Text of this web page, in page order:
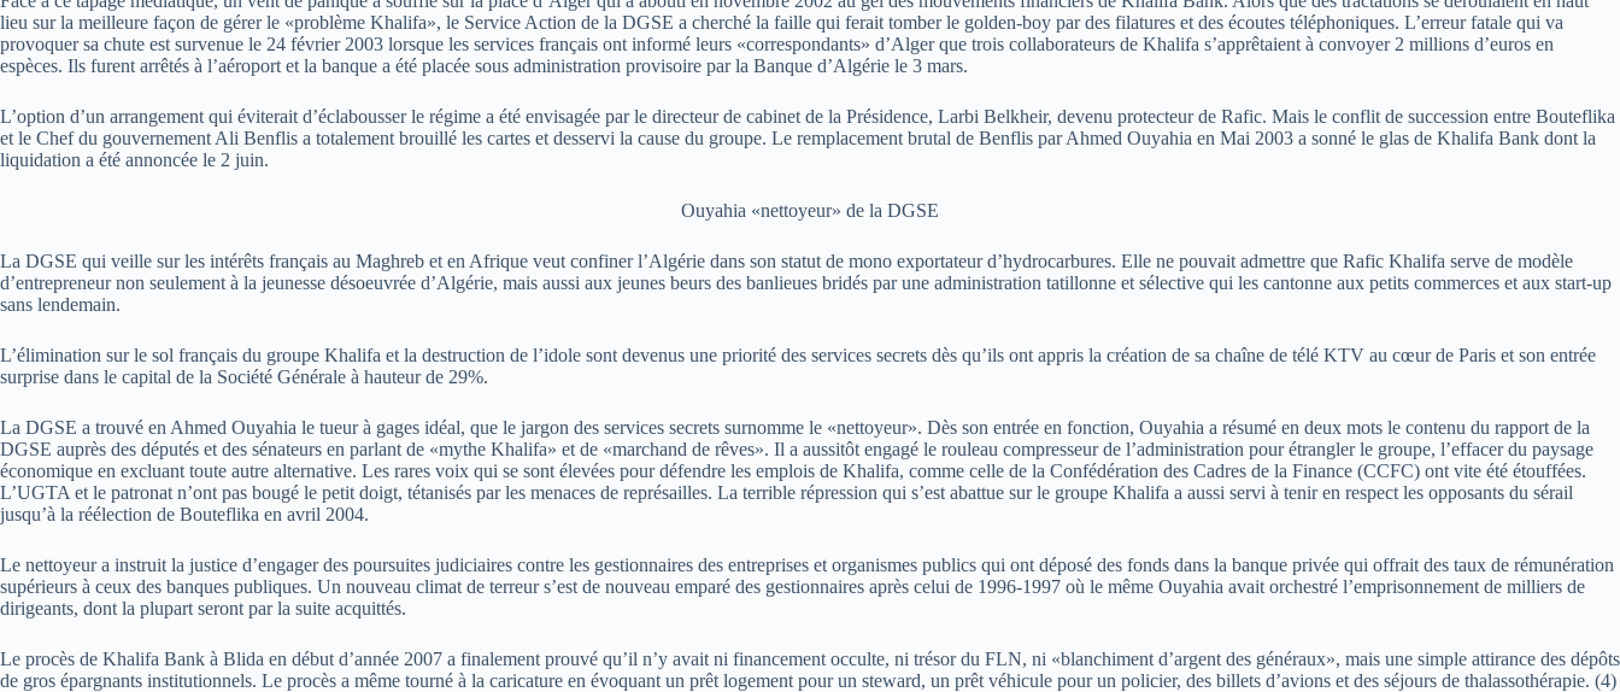
lieu sur la meilleure façon de gérer le «problème Khalifa», le Service Action de la DGSE a cherché la faille qui ferait tomber le golden-boy par des filatures et des écoutes téléphoniques. L’erreur fatale qui va
provoquer sa chute est survenue le 24 février 2003 lorsque les services français ont informé leurs «correspondants» d’Alger que trois collaborateurs de Khalifa s’apprêtaient à convoyer 2 millions d’euros en
espèces. Ils furent arrêtés à l’aéroport et la banque a été placée sous administration provisoire par la Banque d’Algérie le 3 mars.
L’option d’un arrangement qui éviterait d’éclabousser le régime a été envisagée par le directeur de cabinet de la Présidence, Larbi Belkheir, devenu protecteur de Rafic. Mais le conflit de succession entre Bouteflika
et le Chef du gouvernement Ali Benflis a totalement brouillé les cartes et desservi la cause du groupe. Le remplacement brutal de Benflis par Ahmed Ouyahia en Mai 2003 a sonné le glas de Khalifa Bank dont la
liquidation a été annoncée le 2 juin.
Ouyahia «nettoyeur» de la DGSE
La DGSE qui veille sur les intérêts français au Maghreb et en Afrique veut confiner l’Algérie dans son statut de mono exportateur d’hydrocarbures. Elle ne pouvait admettre que Rafic Khalifa serve de modèle
d’entrepreneur non seulement à la jeunesse désoeuvrée d’Algérie, mais aussi aux jeunes beurs des banlieues bridés par une administration tatillonne et sélective qui les cantonne aux petits commerces et aux start-up
sans lendemain.
L’élimination sur le sol français du groupe Khalifa et la destruction de l’idole sont devenus une priorité des services secrets dès qu’ils ont appris la création de sa chaîne de télé KTV au cœur de Paris et son entrée
surprise dans le capital de la Société Générale à hauteur de 29%.
La DGSE a trouvé en Ahmed Ouyahia le tueur à gages idéal, que le jargon des services secrets surnomme le «nettoyeur». Dès son entrée en fonction, Ouyahia a résumé en deux mots le contenu du rapport de la
DGSE auprès des députés et des sénateurs en parlant de «mythe Khalifa» et de «marchand de rêves». Il a aussitôt engagé le rouleau compresseur de l’administration pour étrangler le groupe, l’effacer du paysage
économique en excluant toute autre alternative. Les rares voix qui se sont élevées pour défendre les emplois de Khalifa, comme celle de la Confédération des Cadres de la Finance (CCFC) ont vite été étouffées.
L’UGTA et le patronat n’ont pas bougé le petit doigt, tétanisés par les menaces de représailles. La terrible répression qui s’est abattue sur le groupe Khalifa a aussi servi à tenir en respect les opposants du sérail
jusqu’à la réélection de Bouteflika en avril 2004.
Le nettoyeur a instruit la justice d’engager des poursuites judiciaires contre les gestionnaires des entreprises et organismes publics qui ont déposé des fonds dans la banque privée qui offrait des taux de rémunération
supérieurs à ceux des banques publiques. Un nouveau climat de terreur s’est de nouveau emparé des gestionnaires après celui de 1996-1997 où le même Ouyahia avait orchestré l’emprisonnement de milliers de
dirigeants, dont la plupart seront par la suite acquittés.
Le procès de Khalifa Bank à Blida en début d’année 2007 a finalement prouvé qu’il n’y avait ni financement occulte, ni trésor du FLN, ni «blanchiment d’argent des généraux», mais une simple attirance des dépôts
de gros épargnants institutionnels. Le procès a même tourné à la caricature en évoquant un prêt logement pour un steward, un prêt véhicule pour un policier, des billets d’avions et des séjours de thalassothérapie. (4)